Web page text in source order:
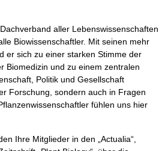
aller Lebenswissenschaften
Biowissenschaftler. Mit seinen mehr
er sich zu einer starken Stimme der
Biomedizin und zu einem zentralen
Politik und Gesellschaft
Forschung, sondern auch in Fragen
fühlen uns hier
Ihre Mitglieder in den „Actualia“,